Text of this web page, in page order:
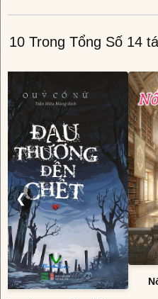
10 Trong Tổng Số 14
❮